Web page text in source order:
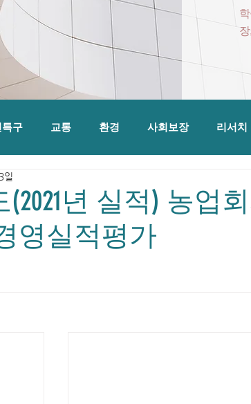
특구 교통 환경 사회보장 리서치
(2021년 실적) 농업
영실적평가
일